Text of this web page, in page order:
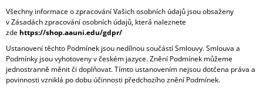
Všechny informace o zpracování Vašich osobních údajů jsou obsaženy
v Zásadách zpracování osobních údajů, která naleznete
zde https://shop.aauni.edu/gdpr/
Ustanovení těchto Podmínek jsou nedílnou součástí Smlouvy. Smlouva a
Podmínky jsou vyhotoveny v českém jazyce. Znění Podmínek můžeme
jednostranně měnit či doplňovat. Tímto ustanovením nejsou dotčena práva a
povinnosti vzniklá po dobu účinnosti předchozího znění Podmínek.
R
?